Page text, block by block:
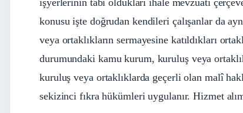
işyerlerinin tâbi oldukları ihale mevzuatı
konusu işte doğrudan kendileri çalışanlar da
veya ortaklıkların sermayesine katıldıkları
durumundaki kamu kurum, kuruluş veya
kuruluş veya ortaklıklarda geçerli olan malî
sekizinci fıkra hükümleri uygulanır. Hizmet